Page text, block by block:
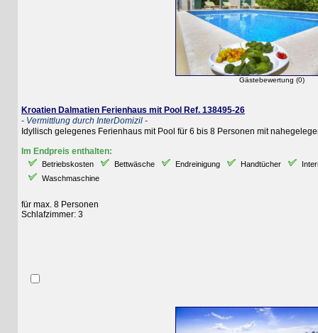
Gästebewertung (0)
Kroatien Dalmatien Ferienhaus mit Pool Ref. 138495-26
- Vermittlung durch InterDomizil -
Idyllisch gelegenes Ferienhaus mit Pool für 6 bis 8 Personen mit
Im Endpreis enthalten:
Betriebskosten Bettwäsche Endreinigung Handtücher
Waschmaschine
für max. 8 Personen
Schlafzimmer: 3